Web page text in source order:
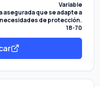
Variable
asegurada que se adapte a
de protección.
18-70